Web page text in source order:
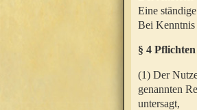
Eine
Bei Kenntnis
§ 4
(1) Der
genannten
untersagt,